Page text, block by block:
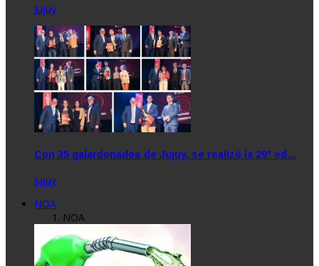
Jujuy
Con 35 galardonados de Jujuy, se realizó la 29° ed…
Jujuy
NOA
NOA